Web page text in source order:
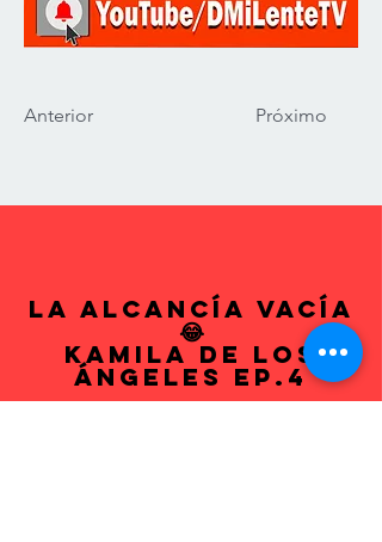
Anterior Próximo
La Alcancía Vacía
😂
Kamila de los
Ángeles EP.4